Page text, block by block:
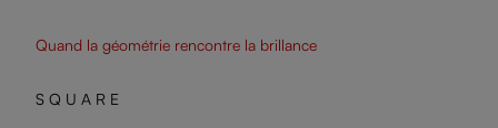
Quand la géométrie rencontre la brillance
SQUARE